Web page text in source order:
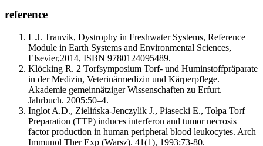
reference
L.J. Tranvik, Dystrophy in Freshwater Systems, Reference
Module in Earth Systems and Environmental Sciences,
Elsevier,2014, ISBN 9780124095489.
Klöcking R. 2 Torfsymposium Torf- und Huminstoffpräparate
in der Medizin, Veterinärmedizin und Kärperpflege.
Akademie gemeinnätziger Wissenschaften zu Erfurt.
Jahrbuch. 2005:50–4.
Inglot A.D., Zielińska-Jenczylik J., Piasecki E., Tołpa Torf
Preparation (TTP) induces interferon and tumor necrosis
factor production in human peripheral blood leukocytes. Arch
Immunol Ther Exp (Warsz). 41(1), 1993:73-80.